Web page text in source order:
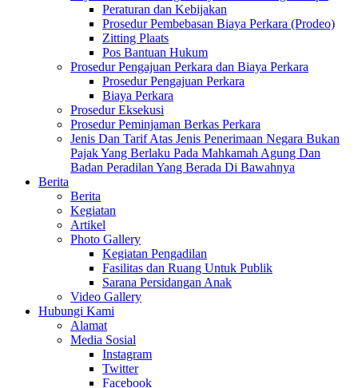
Peraturan dan Kebijakan
Prosedur Pembebasan Biaya Perkara (Prodeo)
Zitting Plaats
Pos Bantuan Hukum
Prosedur Pengajuan Perkara dan Biaya Perkara
Prosedur Pengajuan Perkara
Biaya Perkara
Prosedur Eksekusi
Prosedur Peminjaman Berkas Perkara
Jenis Dan Tarif Atas Jenis Penerimaan Negara Bukan
Pajak Yang Berlaku Pada Mahkamah Agung Dan
Badan Peradilan Yang Berada Di Bawahnya
Berita
Berita
Kegiatan
Artikel
Photo Gallery
Kegiatan Pengadilan
Fasilitas dan Ruang Untuk Publik
Sarana Persidangan Anak
Video Gallery
Hubungi Kami
Alamat
Media Sosial
Instagram
Twitter
Facebook